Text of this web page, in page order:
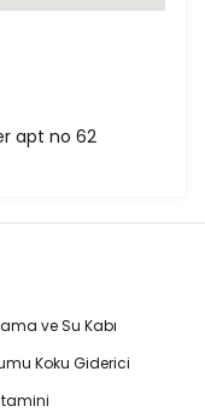
apt no 62
ve Su Kabı
Koku Giderici